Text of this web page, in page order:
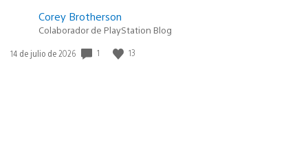
Corey Brotherson
Colaborador de PlayStation Blog
Fecha
14 de julio de 2026 1 13